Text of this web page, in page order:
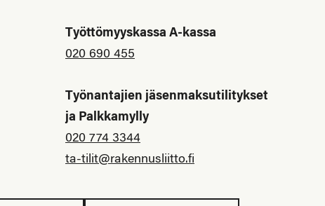
Työttömyyskassa A-kassa
020 690 455
Työnantajien jäsenmaksutilitykset
ja Palkkamylly
020 774 3344
ta-tilit@rakennusliitto.fi